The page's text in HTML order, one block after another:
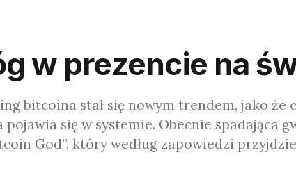
w prezencie na
bitcoina stał się nowym trendem, jako że
się w systemie. Obecnie spadająca
God”, który według zapowiedzi